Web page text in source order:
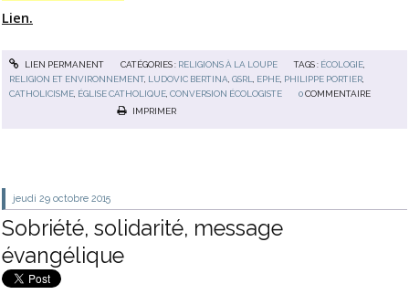
Lien.
LIEN PERMANENT CATÉGORIES : RELIGIONS À LA LOUPE TAGS : ÉCOLOGIE
RELIGION ET ENVIRONNEMENT, LUDOVIC BERTINA ,GSRL EPHE PHILIPPE PORTIER
CATHOLICISME ÉGLISE CATHOLIQUE ,CONVERSION ÉCOLOGISTE 0 COMMENTAIRE
IMPRIMER
jeudi 29 octobre 2015
Sobriété, solidarité, message
évangélique